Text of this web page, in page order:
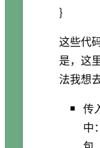
这些代
是，这
法我想
传
中